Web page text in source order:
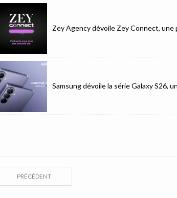
Zey Agency dévoile Zey Connect,
Samsung dévoile la série Galaxy S26,
PRÉCÉDENT